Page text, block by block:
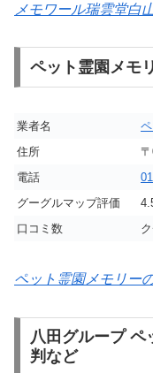
メモワール瑞雲堂白
ペット霊園メモ
業者名
住所
電話
グーグルマップ評価
口コミ数
ペット霊園メモリー
八田グループ ペ
判など